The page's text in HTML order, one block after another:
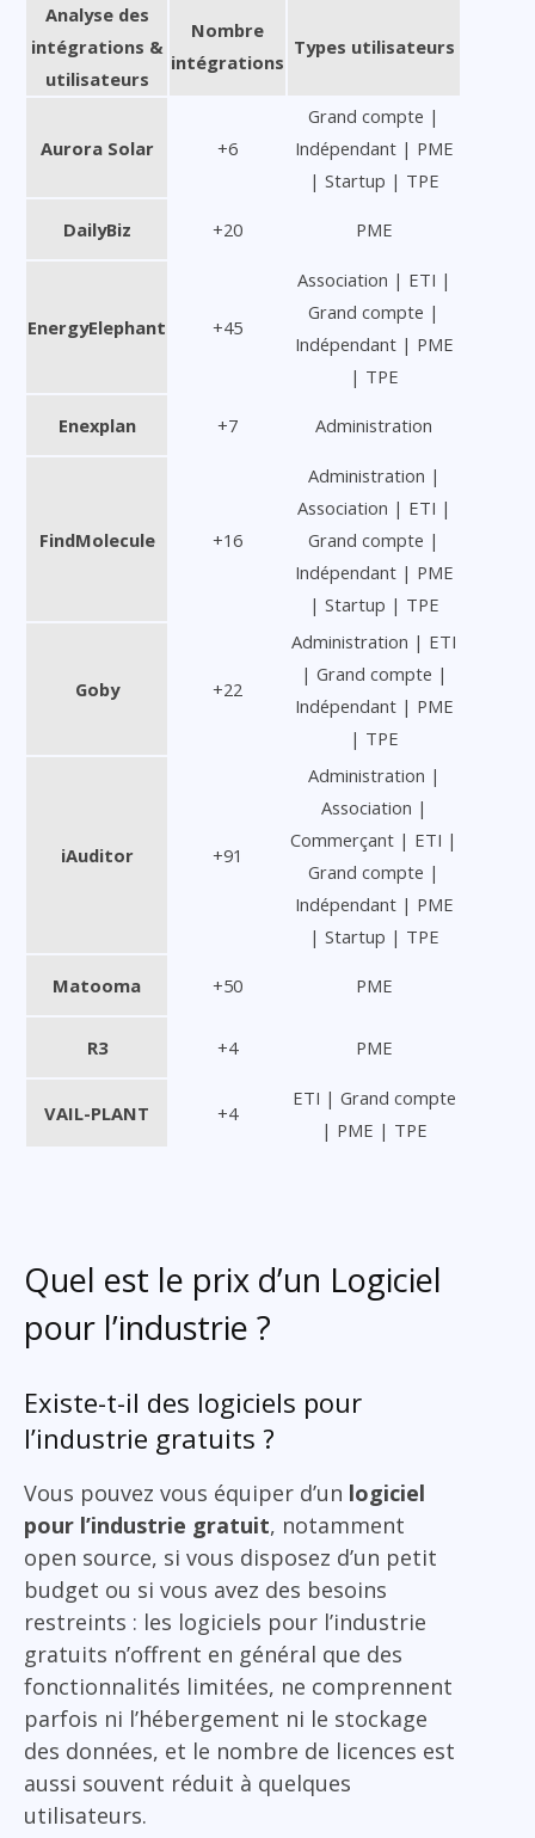
Analyse des
intégrations &
utilisateurs
Nombre
intégrations
Types utilisateurs
Aurora Solar +6
Grand compte |
Indépendant | PME
| Startup | TPE
DailyBiz +20 PME
EnergyElephant +45
Association | ETI |
Grand compte |
Indépendant | PME
| TPE
Enexplan +7 Administration
FindMolecule +16
Administration |
Association | ETI |
Grand compte |
Indépendant | PME
| Startup | TPE
Goby +22
Administration | ETI
| Grand compte |
Indépendant | PME
| TPE
iAuditor +91
Administration |
Association |
Commerçant | ETI |
Grand compte |
Indépendant | PME
| Startup | TPE
Matooma +50 PME
R3 +4 PME
VAIL-PLANT +4
ETI | Grand compte
| PME | TPE
Quel est le prix d’un Logiciel
pour l’industrie ?
Existe-t-il des logiciels pour
l’industrie gratuits ?
Vous pouvez vous équiper d’un logiciel
pour l’industrie gratuit, notamment
open source, si vous disposez d’un petit
budget ou si vous avez des besoins
restreints : les logiciels pour l’industrie
gratuits n’offrent en général que des
fonctionnalités limitées, ne comprennent
parfois ni l’hébergement ni le stockage
des données, et le nombre de licences est
aussi souvent réduit à quelques
utilisateurs.